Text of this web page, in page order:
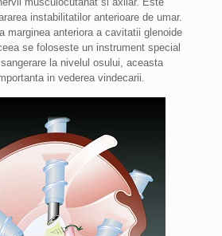
instabilitatilor anterioare de umar.
marginea anteriora a cavitatii glenoide
se foloseste un instrument special
la nivelul osului, aceasta
in vederea vindecarii.